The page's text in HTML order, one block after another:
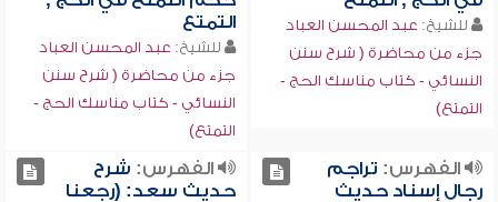
للشيخ: عبد المحسن العباد
جزء من محاضرة ( شرح سنن
النسائي - كتاب مناسك الحج -
التمتع)
التمتع
للشيخ: عبد المحسن العباد
جزء من محاضرة ( شرح سنن
النسائي - كتاب مناسك الحج -
التمتع)
الفهرس: تراجم
رجال إسناد حديث
الفهرس: شرح
حديث سعد: (رجعنا